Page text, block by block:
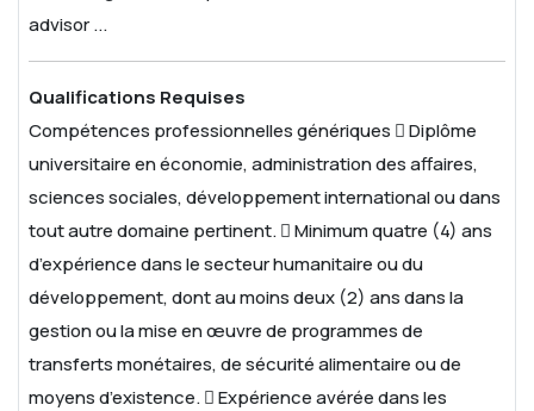
advisor ...
Qualifications Requises
Compétences professionnelles génériques  Diplôme
universitaire en économie, administration des affaires,
sciences sociales, développement international ou dans
tout autre domaine pertinent. Minimum quatre (4) ans
d’expérience dans le secteur humanitaire ou du
développement, dont au moins deux (2) ans dans la
gestion ou la mise en œuvre de programmes de
transferts monétaires, de sécurité alimentaire ou de
moyens d’existence. Expérience avérée dans les